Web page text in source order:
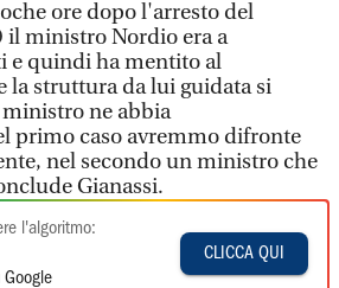
ore dopo l'arresto del
il ministro Nordio era a
e quindi ha mentito al
la struttura da lui guidata si
ne abbia
primo caso avremmo difronte
nel secondo un ministro che
Gianassi.
l'algoritmo:
Google
CLICCA QUI